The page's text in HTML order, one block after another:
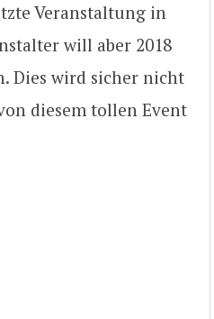
Veranstaltung in
will aber 2018
Dies wird sicher nicht
diesem tollen Event